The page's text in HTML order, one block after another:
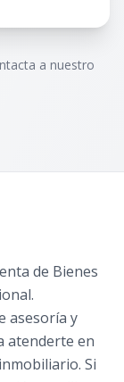
a nuestro
de Bienes
asesoría y
atenderte en
Si